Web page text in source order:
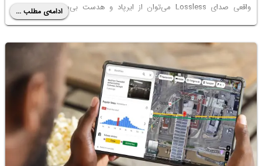
واقعی صدای Lossless می‌توان از ایرپاد و هدست بی‌سیم و اسپیکرهای
بلوتوثی استفاده کرد یا خیر؟ در ادامه به این سوال پاسخ می‌دهیم.
ادامه‌ی مطلب ...